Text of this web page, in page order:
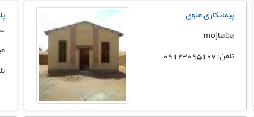
پیمانکاری علوی
mojtaba
تلفن: 09123095107